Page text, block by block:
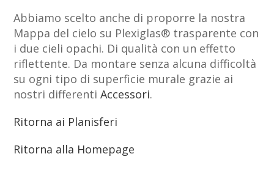
Abbiamo scelto anche di proporre la nostra
Mappa del cielo su Plexiglas® trasparente con
i due cieli opachi. Di qualità con un effetto
riflettente. Da montare senza alcuna difficoltà
su ogni tipo di superficie murale grazie ai
nostri differentiAccessori.
Ritorna ai Planisferi
Ritorna alla Homepage